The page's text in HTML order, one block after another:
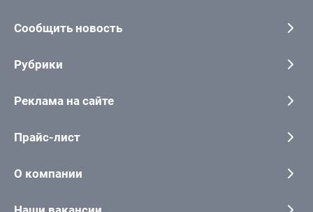
Сообщить новость
Рубрики
Реклама на сайте
Прайс-лист
О компании